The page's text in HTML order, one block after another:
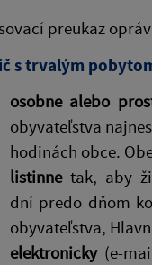
preukaz
s trvalým
osobne alebo
obyvateľstva
hodinách obce.
listinnetak, aby
dní predo dňom
obyvateľstva,
elektronicky(e-